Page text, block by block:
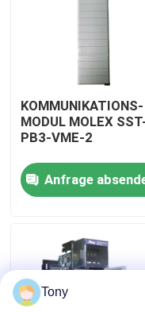
Produkte
Über uns
Werksbesichtigung
Qualitätskontrolle
Kontakt mit uns
KOMMUNIKATIONS-
MODUL MOLEX
PB3-VME-2
Anfrage
Tony